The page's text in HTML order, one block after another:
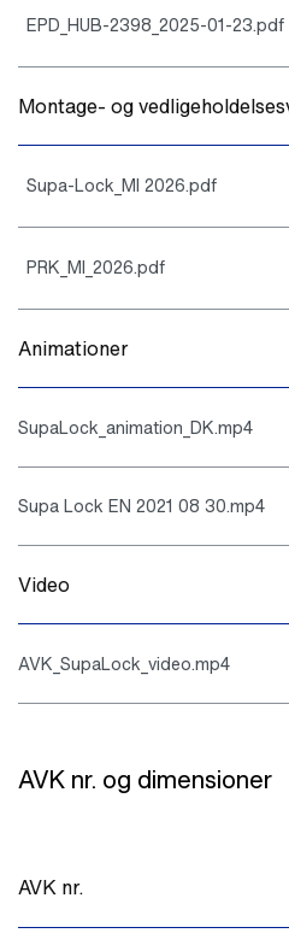
EPD_HUB-2398_2025-01-23.pdf
Montage- og
Supa-Lock_MI 2026.pdf
PRK_MI_2026.pdf
Animationer
SupaLock_animation_DK.mp4
Supa Lock EN 2021 08 30.mp4
Video
AVK_SupaLock_video.mp4
AVK nr. og dimensioner
AVK nr.